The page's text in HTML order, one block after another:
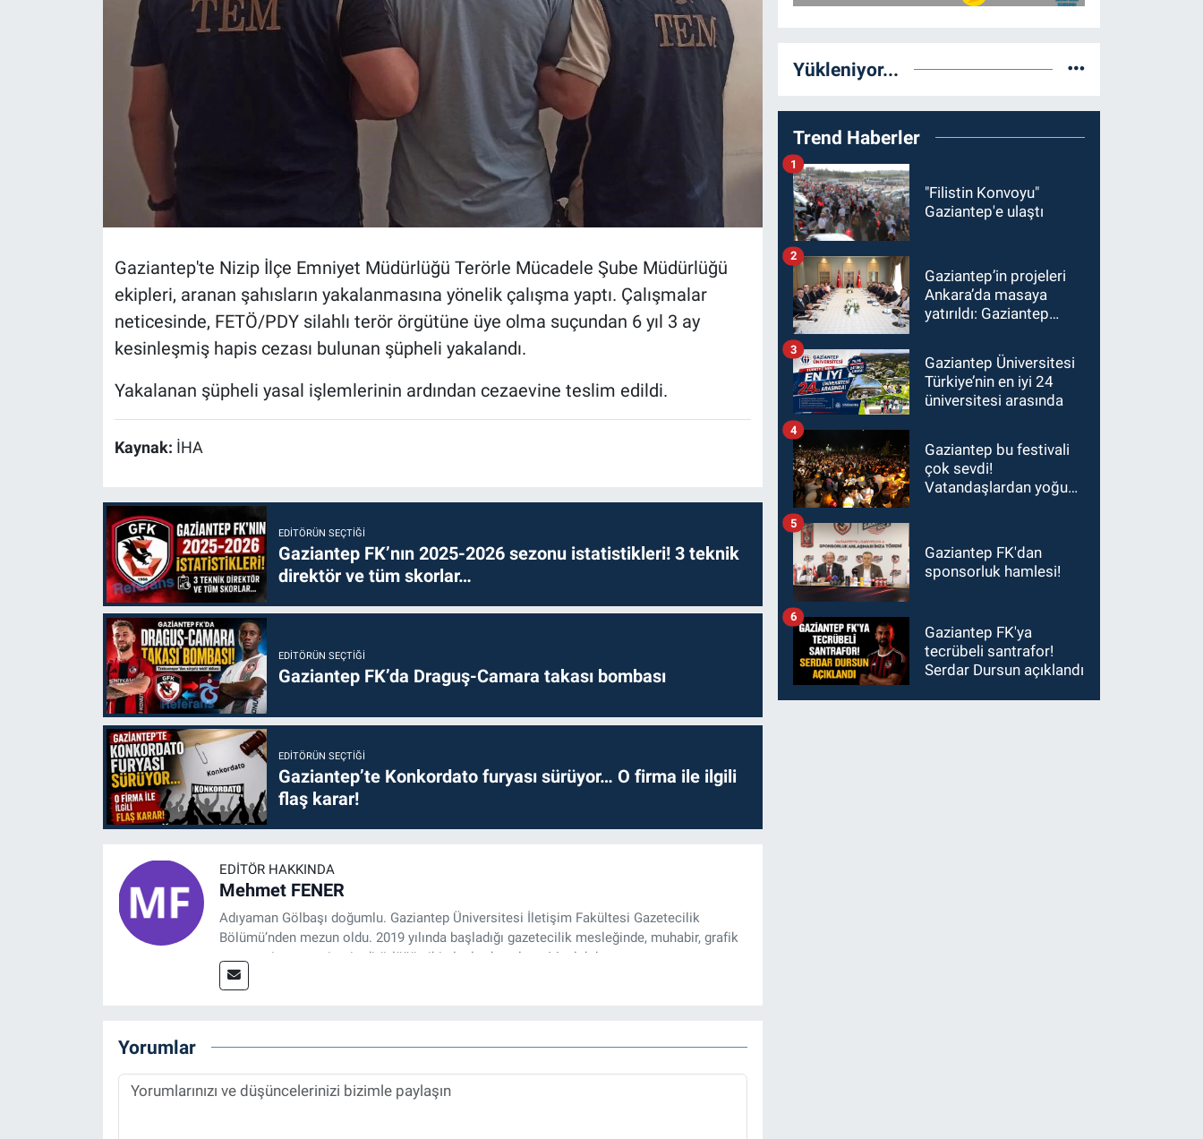
Gaziantep'te Nizip İlçe Emniyet Müdürlüğü Terörle Mücadele Şube Müdürlüğü
ekipleri, aranan şahısların yakalanmasına yönelik çalışma yaptı. Çalışmalar
neticesinde, FETÖ/PDY silahlı terör örgütüne üye olma suçundan 6 yıl 3 ay
kesinleşmiş hapis cezası bulunan şüpheli yakalandı.
Yakalanan şüpheli yasal işlemlerinin ardından cezaevine teslim edildi.
Kaynak: İHA
EDITÖRÜN SEÇTIĞI
Gaziantep FK’nın 2025-2026 sezonu istatistikleri! 3 teknik
direktör ve tüm skorlar…
EDITÖRÜN SEÇTIĞI
Gaziantep FK’da Draguş-Camara takası bombası
EDITÖRÜN SEÇTIĞI
Gaziantep’te Konkordato furyası sürüyor… O firma ile ilgili
flaş karar!
EDITÖR HAKKINDA
Mehmet FENER
Adıyaman Gölbaşı doğumlu. Gaziantep Üniversitesi İletişim Fakültesi Gazetecilik
Bölümü’nden mezun oldu. 2019 yılında başladığı gazetecilik mesleğinde, muhabir, grafik
tasarım, internet sitesi editörlüğü gibi alanlarda çalıştı. Meslek hayatına
Referansgazetesi.com.tr’de yazı işleri müdürü ve “Güncel, Spor ve Teknolojiden Sorumlu
Yorumlar
Yükleniyor...
Trend Haberler
"Filistin Konvoyu"
Gaziantep'e ulaştı
1
Gaziantep’in projeleri
Ankara’da masaya
yatırıldı: Gaziantep
Şimşek’e ziyaret!
2
Gaziantep Üniversitesi
Türkiye’nin en iyi 24
üniversitesi arasında
3
Gaziantep bu festivali
çok sevdi!
Vatandaşlardan yoğun
4
Gaziantep FK'dan
sponsorluk hamlesi!
5
Gaziantep FK'ya
tecrübeli santrafor!
Serdar Dursun açıklandı
6